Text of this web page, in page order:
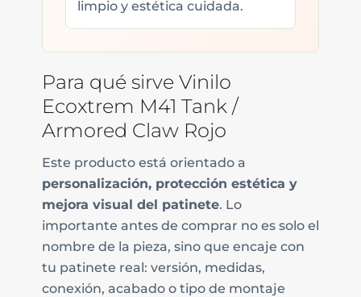
limpio y estética cuidada.
Para qué sirve Vinilo
Ecoxtrem M41 Tank /
Armored Claw Rojo
Este producto está orientado a
personalización, protección estética y
mejora visual del patinete. Lo
importante antes de comprar no es solo el
nombre de la pieza, sino que encaje con
tu patinete real: versión, medidas,
conexión, acabado o tipo de montaje